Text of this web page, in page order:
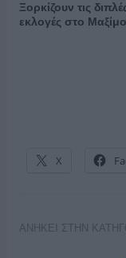
Ξορκίζουν τις
εκλογές στο
X
ΑΝΗΚΕΙ ΣΤΗΝ